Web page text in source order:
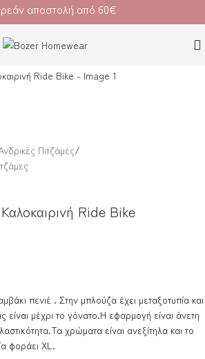
αποστολή από 60€
Πιτζάμες/
Ride Bike
πενιέ . Στην μπλούζα έχει μεταξοτυπία και
μέχρι το γόνατο.Η εφαρμογή είναι άνετη
χρώματα είναι ανεξίτηλα και το
φοράει XL.